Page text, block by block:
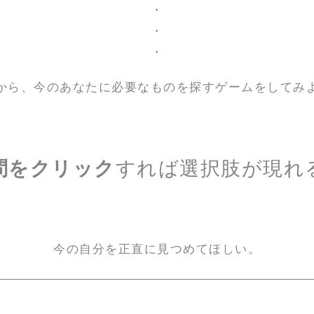
・
・
・
ら、今のあなたに必要なものを探すゲームをしてみ
をクリックすれば選択肢が現れ
今の自分を正直に見つめてほしい。